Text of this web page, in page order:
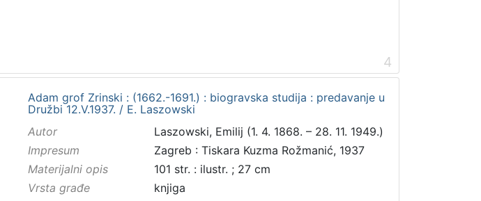
4
Adam grof Zrinski : (1662.-1691.) : biogravska studija : predavanje u
Družbi 12.V.1937. / E. Laszowski
Autor
Laszowski, Emilij (1. 4. 1868. – 28. 11. 1949.)
Impresum
Zagreb : Tiskara Kuzma Rožmanić, 1937
Materijalni opis
101 str. : ilustr. ; 27 cm
Vrsta građe
knjiga